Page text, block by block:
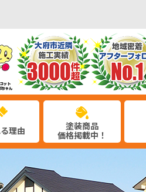
理由
塗装商品
価格掲載中！